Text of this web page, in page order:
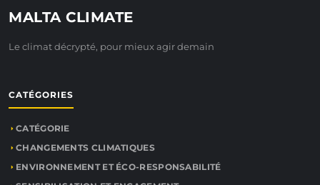
MALTA CLIMATE
Le climat décrypté, pour mieux agir demain
CATÉGORIES
CATÉGORIE
CHANGEMENTS CLIMATIQUES
ENVIRONNEMENT ET ÉCO-RESPONSABILITÉ